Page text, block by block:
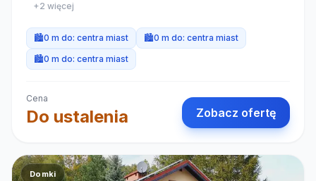
+2 więcej
🏙️0 m do: centra miast 🏙️0 m do: centra miast
🏙️0 m do: centra miast
Cena
Do ustalenia Zobacz ofertę
Domki